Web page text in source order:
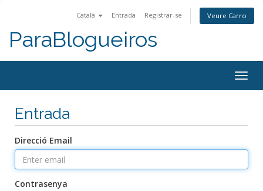
Català Entrada Registrar-se Veure Carro
ParaBlogueiros
Entrada
Direcció Email
Contrasenya